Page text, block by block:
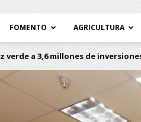
FOMENTO AGRICULTURA
verde a 3,6 millones de